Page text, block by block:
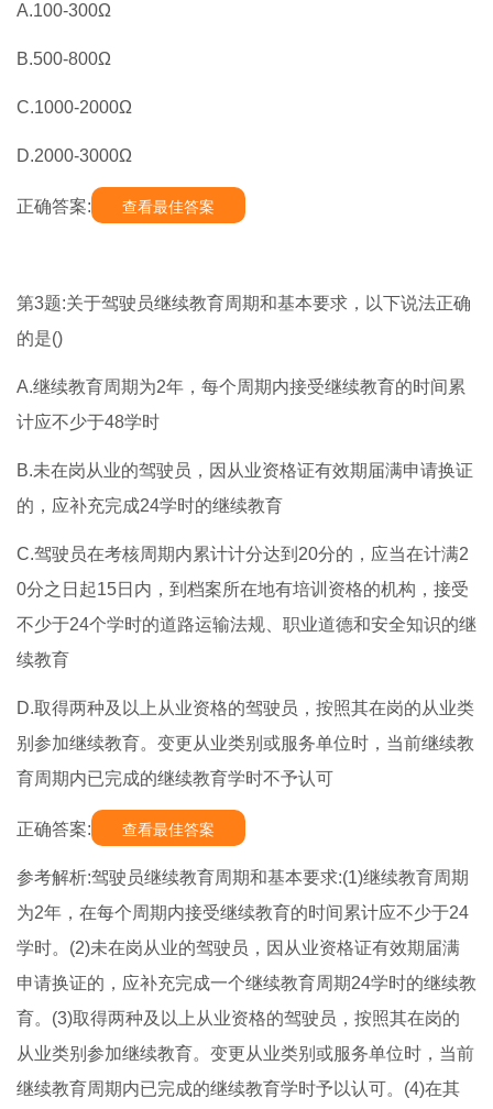
A.100-300Ω
B.500-800Ω
C.1000-2000Ω
D.2000-3000Ω
正确答案: 查看最佳答案
第3题:关于驾驶员继续教育周期和基本要求，以下说法正确
的是()
A.继续教育周期为2年，每个周期内接受继续教育的时间累
计应不少于48学时
B.未在岗从业的驾驶员，因从业资格证有效期届满申请换证
的，应补充完成24学时的继续教育
C.驾驶员在考核周期内累计计分达到20分的，应当在计满2
0分之日起15日内，到档案所在地有培训资格的机构，接受
不少于24个学时的道路运输法规、职业道德和安全知识的继
续教育
D.取得两种及以上从业资格的驾驶员，按照其在岗的从业类
别参加继续教育。变更从业类别或服务单位时，当前继续教
育周期内已完成的继续教育学时不予认可
正确答案: 查看最佳答案
参考解析:驾驶员继续教育周期和基本要求:(1)继续教育周期
为2年，在每个周期内接受继续教育的时间累计应不少于24
学时。(2)未在岗从业的驾驶员，因从业资格证有效期届满
申请换证的，应补充完成一个继续教育周期24学时的继续教
育。(3)取得两种及以上从业资格的驾驶员，按照其在岗的
从业类别参加继续教育。变更从业类别或服务单位时，当前
继续教育周期内已完成的继续教育学时予以认可。(4)在其